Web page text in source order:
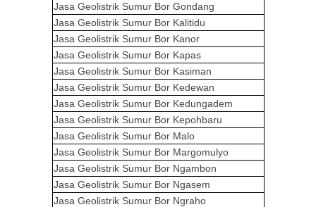
Jasa Geolistrik Sumur Bor Gondang
Jasa Geolistrik Sumur Bor Kalitidu
Jasa Geolistrik Sumur Bor Kanor
Jasa Geolistrik Sumur Bor Kapas
Jasa Geolistrik Sumur Bor Kasiman
Jasa Geolistrik Sumur Bor Kedewan
Jasa Geolistrik Sumur Bor Kedungadem
Jasa Geolistrik Sumur Bor Kepohbaru
Jasa Geolistrik Sumur Bor Malo
Jasa Geolistrik Sumur Bor Margomulyo
Jasa Geolistrik Sumur Bor Ngambon
Jasa Geolistrik Sumur Bor Ngasem
Jasa Geolistrik Sumur Bor Ngraho